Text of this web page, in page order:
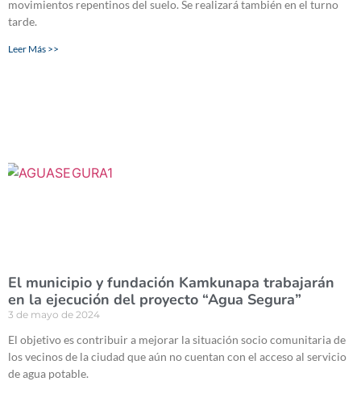
movimientos repentinos del suelo. Se realizará también en el turno
tarde.
Leer Más >>
El municipio y fundación Kamkunapa trabajarán
en la ejecución del proyecto “Agua Segura”
3 de mayo de 2024
El objetivo es contribuir a mejorar la situación socio comunitaria de
los vecinos de la ciudad que aún no cuentan con el acceso al servicio
de agua potable.